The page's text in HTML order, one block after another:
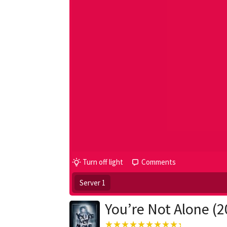
Turn off light Comments
Server 1
You’re Not Alone